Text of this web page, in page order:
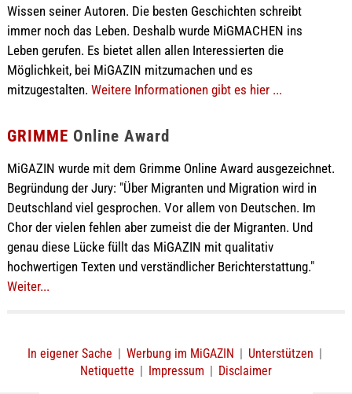
Wissen seiner Autoren. Die besten Geschichten schreibt
immer noch das Leben. Deshalb wurde MiGMACHEN ins
Leben gerufen. Es bietet allen allen Interessierten die
Möglichkeit, bei MiGAZIN mitzumachen und es
mitzugestalten. Weitere Informationen gibt es hier ...
GRIMME Online Award
MiGAZIN wurde mit dem Grimme Online Award ausgezeichnet.
Begründung der Jury: "Über Migranten und Migration wird in
Deutschland viel gesprochen. Vor allem von Deutschen. Im
Chor der vielen fehlen aber zumeist die der Migranten. Und
genau diese Lücke füllt das MiGAZIN mit qualitativ
hochwertigen Texten und verständlicher Berichterstattung."
Weiter...
In eigener Sache | Werbung im MiGAZIN | Unterstützen |
Netiquette | Impressum | Disclaimer